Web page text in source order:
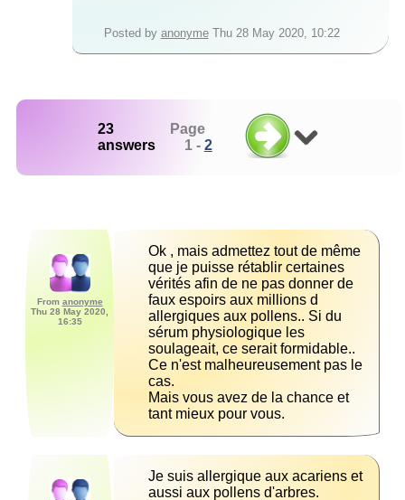
Posted by anonymeThu 28 May 2020, 10:22
23
answers
Page
1 - 2
From anonyme
Thu 28 May 2020,
16:35
Ok , mais admettez tout de même
que je puisse rétablir certaines
vérités afin de ne pas donner de
faux espoirs aux millions d
allergiques aux pollens.. Si du
sérum physiologique les
soulageait, ce serait formidable..
Ce n'est malheureusement pas le
Mais vous avez de la chance et
tant mieux pour vous.
Je suis allergique aux acariens et